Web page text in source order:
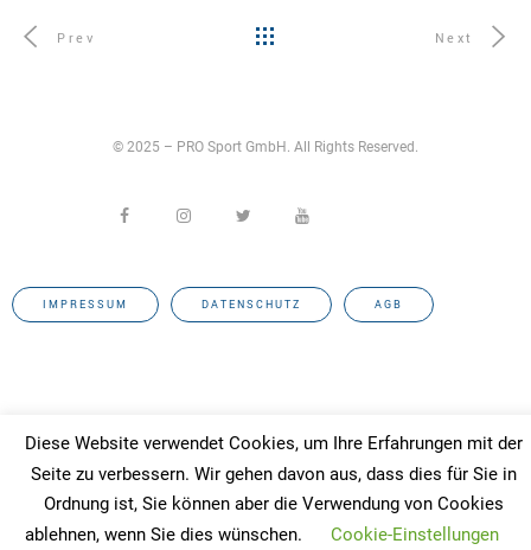
Prev Next
© 2025 – PRO Sport GmbH. All Rights Reserved.
IMPRESSUM DATENSCHUTZ AGB
Diese Website verwendet Cookies, um Ihre Erfahrungen mit der
Seite zu verbessern. Wir gehen davon aus, dass dies für Sie in
Ordnung ist, Sie können aber die Verwendung von Cookies
ablehnen, wenn Sie dies wünschen.
Cookie-Einstellungen